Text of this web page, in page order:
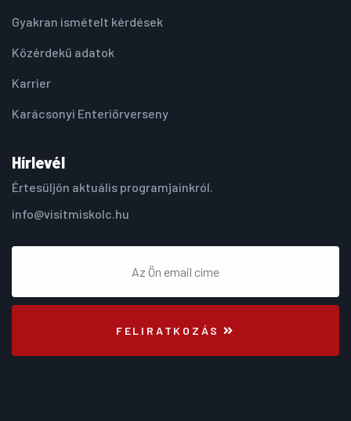
Gyakran ismételt kérdések
Közérdekű adatok
Karrier
Karácsonyi Enteriőrverseny
Hírlevél
Értesüljön aktuális programjainkról.
info@visitmiskolc.hu
FELIRATKOZÁS